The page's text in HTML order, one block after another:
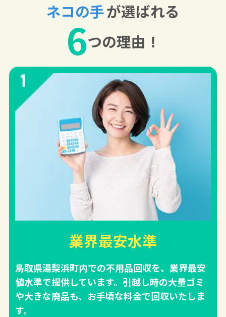
ネコの手が選ばれる
6つの理由！
業界最安水準
鳥取県湯梨浜町内での不用品回収を、業界最安
値水準で提供しています。引越し時の大量ゴミ
や大きな廃品も、お手頃な料金で回収いたしま
す。